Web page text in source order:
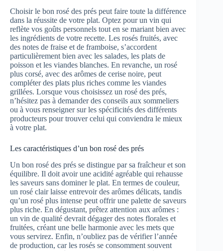
Choisir le bon rosé des prés peut faire toute la différence
dans la réussite de votre plat. Optez pour un vin qui
reflète vos goûts personnels tout en se mariant bien avec
les ingrédients de votre recette. Les rosés fruités, avec
des notes de fraise et de framboise, s’accordent
particulièrement bien avec les salades, les plats de
poisson et les viandes blanches. En revanche, un rosé
plus corsé, avec des arômes de cerise noire, peut
compléter des plats plus riches comme les viandes
grillées. Lorsque vous choisissez un rosé des prés,
n’hésitez pas à demander des conseils aux sommeliers
ou à vous renseigner sur les spécificités des différents
producteurs pour trouver celui qui conviendra le mieux
à votre plat.
Les caractéristiques d’un bon rosé des prés
Un bon rosé des prés se distingue par sa fraîcheur et son
équilibre. Il doit avoir une acidité agréable qui rehausse
les saveurs sans dominer le plat. En termes de couleur,
un rosé clair laisse entrevoir des arômes délicats, tandis
qu’un rosé plus intense peut offrir une palette de saveurs
plus riche. En dégustant, prêtez attention aux arômes :
un vin de qualité devrait dégager des notes florales et
fruitées, créant une belle harmonie avec les mets que
vous servirez. Enfin, n’oubliez pas de vérifier l’année
de production, car les rosés se consomment souvent